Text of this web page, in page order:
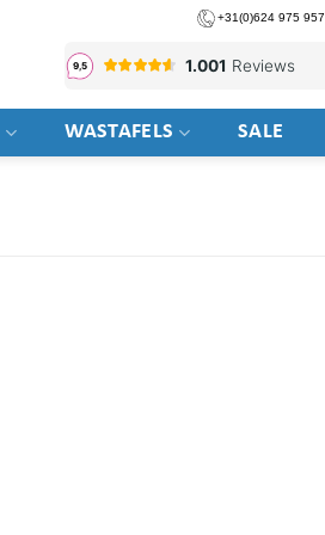
+31(0)624 975 957
WASTAFELS SALE